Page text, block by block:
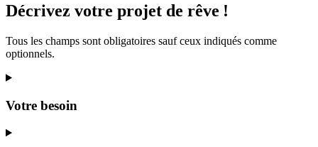
Décrivez votre projet de rêve !
Tous les champs sont obligatoires sauf ceux indiqués comme
optionnels.
Votre besoin